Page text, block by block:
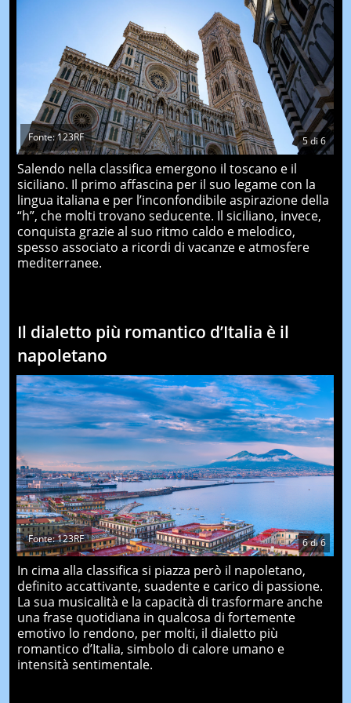
5di 6
Fonte: 123RF
Salendo nella classifica emergono il toscano e il
siciliano. Il primo affascina per il suo legame con la
lingua italiana e per l’inconfondibile aspirazione della
“h”, che molti trovano seducente. Il siciliano, invece,
conquista grazie al suo ritmo caldo e melodico,
spesso associato a ricordi di vacanze e atmosfere
mediterranee.
Il dialetto più romantico d’Italia è il
napoletano
6di6
Fonte: 123RF
In cima alla classifica si piazza però il napoletano,
definito accattivante, suadente e carico di passione.
La sua musicalità e la capacità di trasformare anche
una frase quotidiana in qualcosa di fortemente
emotivo lo rendono, per molti, il dialetto più
romantico d’Italia, simbolo di calore umano e
intensità sentimentale.